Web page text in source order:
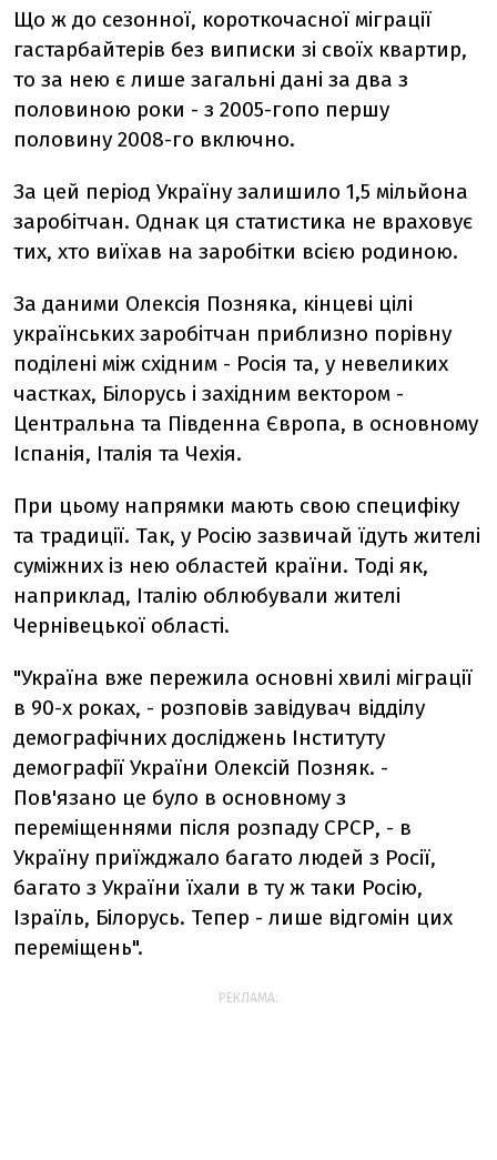
Що ж до сезонної, короткочасної міграції
гастарбайтерів без виписки зі своїх квартир,
то за нею є лише загальні дані за два з
половиною роки - з 2005-гопо першу
половину 2008-го включно.
За цей період Україну залишило 1,5 мільйона
заробітчан. Однак ця статистика не враховує
тих, хто виїхав на заробітки всією родиною.
За даними Олексія Позняка, кінцеві цілі
українських заробітчан приблизно порівну
поділені між східним - Росія та, у невеликих
частках, Білорусь і західним вектором -
Центральна та Південна Європа, в основному
Іспанія, Італія та Чехія.
При цьому напрямки мають свою специфіку
та традиції. Так, у Росію зазвичай їдуть жителі
суміжних із нею областей країни. Тоді як,
наприклад, Італію облюбували жителі
Чернівецької області.
"Україна вже пережила основні хвилі міграції
в 90-х роках, - розповів завідувач відділу
демографічних досліджень Інституту
демографії України Олексій Позняк. -
Пов'язано це було в основному з
переміщеннями після розпаду СРСР, - в
Україну приїжджало багато людей з Росії,
багато з України їхали в ту ж таки Росію,
Ізраїль, Білорусь. Тепер - лише відгомін цих
переміщень".
РЕКЛАМА: